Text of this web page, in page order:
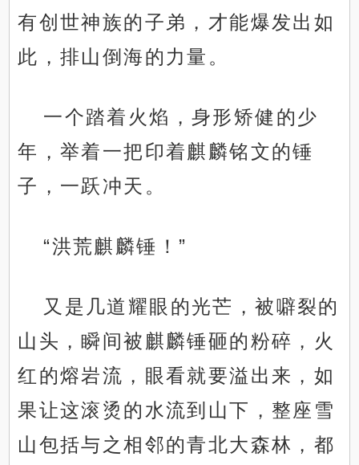
有创世神族的子弟，才能爆发出如
此，排山倒海的力量。
一个踏着火焰，身形矫健的少
年，举着一把印着麒麟铭文的锤
子，一跃冲天。
“洪荒麒麟锤！”
又是几道耀眼的光芒，被噼裂的
山头，瞬间被麒麟锤砸的粉碎，火
红的熔岩流，眼看就要溢出来，如
果让这滚烫的水流到山下，整座雪
山包括与之相邻的青北大森林，都